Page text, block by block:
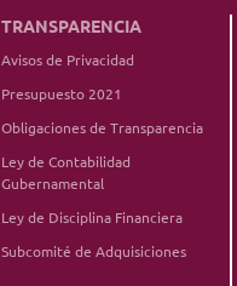
TRANSPARENCIA
Avisos de Privacidad
Presupuesto 2021
Obligaciones de Transparencia
Ley de Contabilidad
Gubernamental
Ley de Disciplina Financiera
Subcomité de Adquisiciones